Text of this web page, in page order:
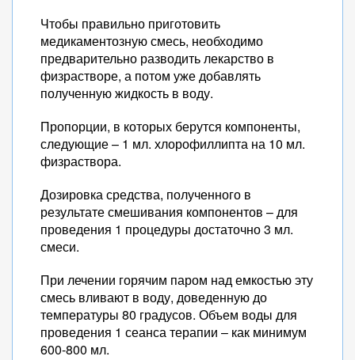
Чтобы правильно приготовить
медикаментозную смесь, необходимо
предварительно разводить лекарство в
физрастворе, а потом уже добавлять
полученную жидкость в воду.
Пропорции, в которых берутся компоненты,
следующие – 1 мл. хлорофиллипта на 10 мл.
физраствора.
Дозировка средства, полученного в
результате смешивания компонентов – для
проведения 1 процедуры достаточно 3 мл.
смеси.
При лечении горячим паром над емкостью эту
смесь вливают в воду, доведенную до
температуры 80 градусов. Объем воды для
проведения 1 сеанса терапии – как минимум
600-800 мл.